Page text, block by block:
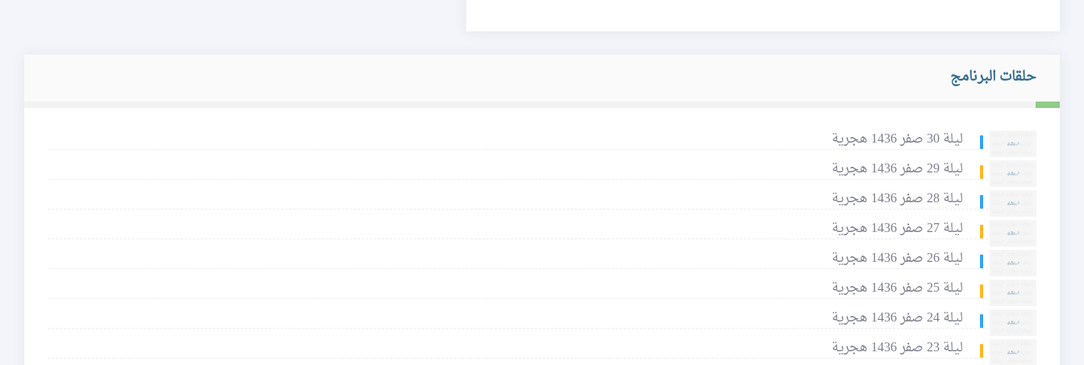
حلقات البرنامج
ليلة 30 صفر 1436 هجرية
ليلة 29 صفر 1436 هجرية
ليلة 28 صفر 1436 هجرية
ليلة 27 صفر 1436 هجرية
ليلة 26 صفر 1436 هجرية
ليلة 25 صفر 1436 هجرية
ليلة 24 صفر 1436 هجرية
ليلة 23 صفر 1436 هجرية